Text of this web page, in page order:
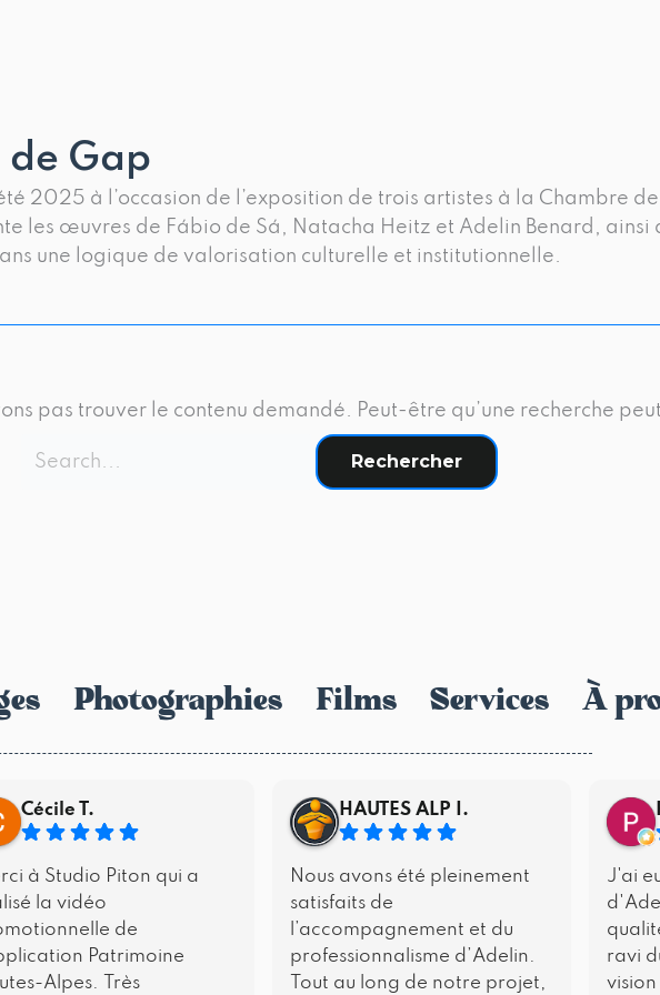
de Gap
2025 à l’occasion de l’exposition de trois artistes à la Chambre
les œuvres de Fábio de Sá, Natacha Heitz et Adelin Benard, ainsi
une logique de valorisation culturelle et institutionnelle.
pas trouver le contenu demandé. Peut-être qu’une recherche
Photographies Films Services À
Cécile T.
à Studio Piton qui a
la vidéo
de
Patrimoine
Alpes. Très
HAUTES ALP I.
Nous avons été pleinement
satisfaits de
l’accompagnement et du
professionnalisme d’Adelin.
Tout au long de notre projet,
J'ai
ravi